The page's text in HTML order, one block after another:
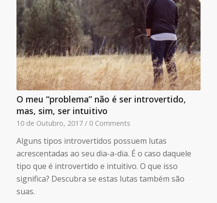
O meu “problema” não é ser introvertido,
mas, sim, ser intuitivo
10 de Outubro, 2017 / 0 Comments
Alguns tipos introvertidos possuem lutas
acrescentadas ao seu dia-a-dia. É o caso daquele
tipo que é introvertido e intuitivo. O que isso
significa? Descubra se estas lutas também são
suas.